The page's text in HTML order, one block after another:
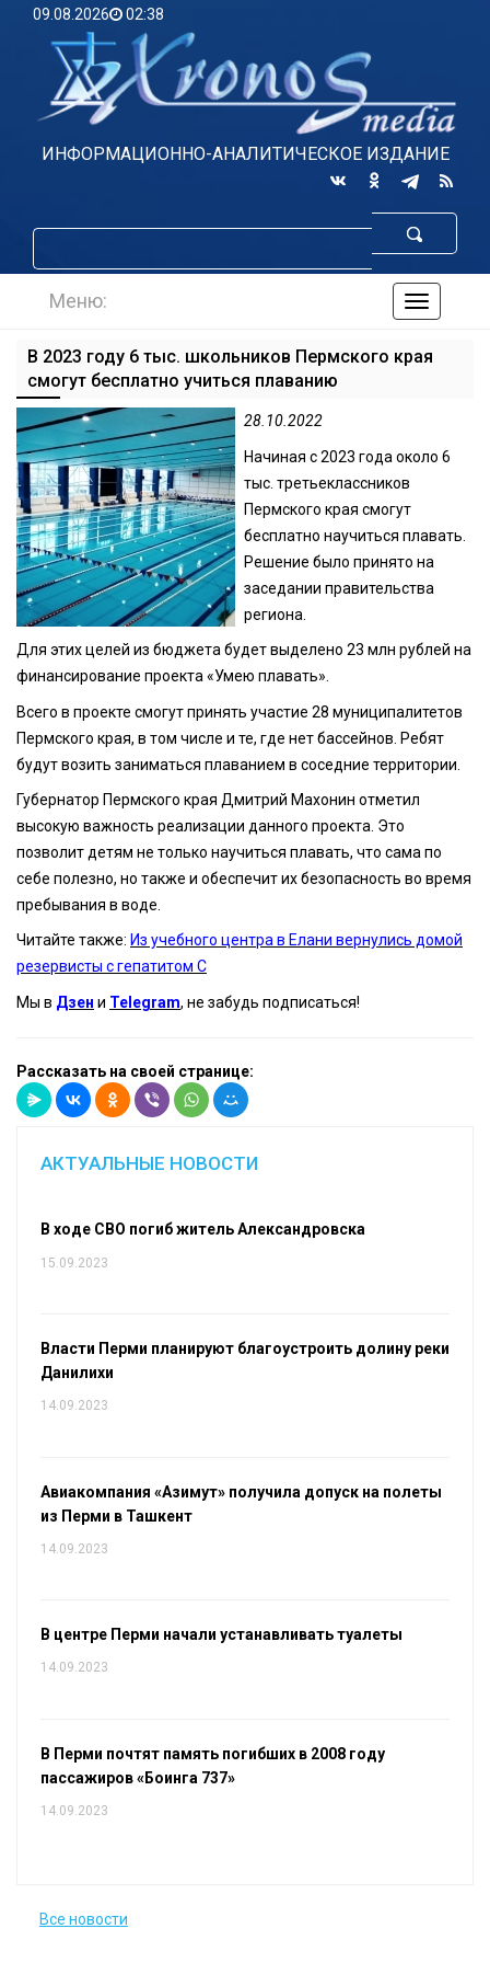
09.08.2026 02:38
ИНФОРМАЦИОННО-АНАЛИТИЧЕСКОЕ ИЗДАНИЕ
по
Меню:
В 2023 году 6 тыс. школьников Пермского края
смогут бесплатно учиться плаванию
28.10.2022
Начиная с 2023 года около 6
тыс. третьеклассников
Пермского края смогут
бесплатно научиться плавать.
Решение было принято на
заседании правительства
региона.
Для этих целей из бюджета будет выделено 23 млн рублей на
финансирование проекта «Умею плавать».
Всего в проекте смогут принять участие 28 муниципалитетов
Пермского края, в том числе и те, где нет бассейнов. Ребят
будут возить заниматься плаванием в соседние территории.
Губернатор Пермского края Дмитрий Махонин отметил
высокую важность реализации данного проекта. Это
позволит детям не только научиться плавать, что сама по
себе полезно, но также и обеспечит их безопасность во время
пребывания в воде.
Читайте также: Из учебного центра в Елани вернулись домой
резервисты с гепатитом С
Мы в Дзен и Telegram, не забудь подписаться!
Рассказать на своей странице:
АКТУАЛЬНЫЕ НОВОСТИ
В ходе СВО погиб житель Александровска
15.09.2023
Власти Перми планируют благоустроить долину реки
Данилихи
14.09.2023
Авиакомпания «Азимут» получила допуск на полеты
из Перми в Ташкент
14.09.2023
В центре Перми начали устанавливать туалеты
14.09.2023
В Перми почтят память погибших в 2008 году
пассажиров «Боинга 737»
14.09.2023
Все новости